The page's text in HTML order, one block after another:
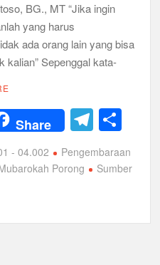
BG., MT “Jika ingin
yang harus
ada orang lain yang bisa
kalian” Sepenggal kata-
Share T
el
e
m
h
ar
- 04.002
Pengembaraan
Porong
Sumber